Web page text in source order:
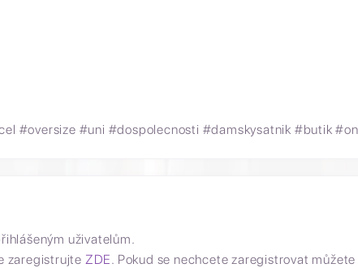
#oversize #uni #dospolecnosti #damskysatnik #butik
uživatelům.
zaregistrujte ZDE. Pokud se nechcete zaregistrovat